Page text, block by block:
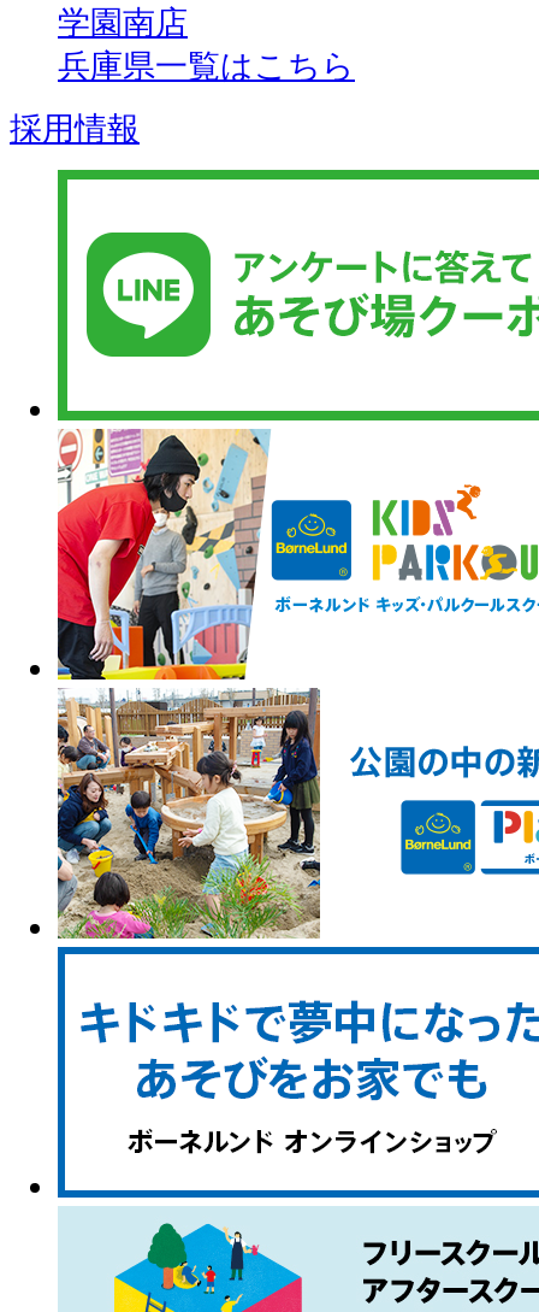
学園南店
兵庫県一覧はこちら
採用情報